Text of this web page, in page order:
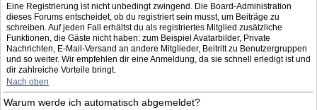
Eine Registrierung ist nicht unbedingt zwingend. Die Board-Administration
dieses Forums entscheidet, ob du registriert sein musst, um Beiträge zu
schreiben. Auf jeden Fall erhältst du als registriertes Mitglied zusätzliche
Funktionen, die Gäste nicht haben: zum Beispiel Avatarbilder, Private
Nachrichten, E-Mail-Versand an andere Mitglieder, Beitritt zu Benutzergruppen
und so weiter. Wir empfehlen dir eine Anmeldung, da sie schnell erledigt ist und
dir zahlreiche Vorteile bringt.
Nach oben
Warum werde ich automatisch abgemeldet?